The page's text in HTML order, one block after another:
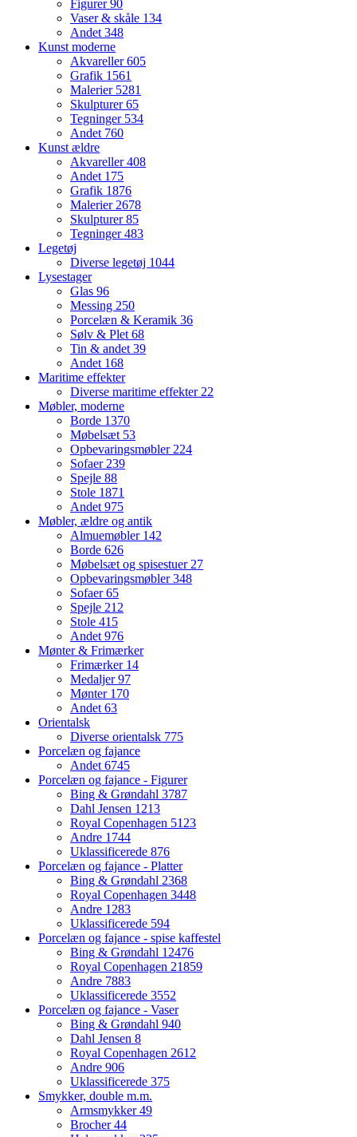
Figurer90
Vaser & skåle 134
Andet348
Kunst moderne
Akvareller605
Grafik 1561
Malerier 5281
Skulpturer65
Tegninger 534
Andet 760
Kunst ældre
Akvareller408
Andet 175
Grafik 1876
Malerier2678
Skulpturer85
Tegninger483
Legetøj
Diverse legetøj 1044
Lysestager
Glas 96
Messing 250
Porcelæn & Keramik 36
Sølv & Plet68
Tin & andet39
Andet 168
Maritime effekter
Diverse maritime effekter22
Møbler, moderne
Borde 1370
Møbelsæt 53
Opbevaringsmøbler224
Sofaer239
Spejle 88
Stole 1871
Andet975
Møbler, ældre og antik
Almuemøbler 142
Borde 626
Møbelsæt og spisestuer27
Opbevaringsmøbler348
Sofaer65
Spejle 212
Stole 415
Andet976
Mønter & Frimærker
Frimærker 14
Medaljer97
Mønter 170
Andet63
Orientalsk
Diverse orientalsk 775
Porcelæn og fajance
Andet6745
Porcelæn og fajance - Figurer
Bing & Grøndahl 3787
Dahl Jensen 1213
Royal Copenhagen 5123
Andre 1744
Uklassificerede 876
Porcelæn og fajance - Platter
Bing & Grøndahl 2368
Royal Copenhagen 3448
Andre 1283
Uklassificerede 594
Porcelæn og fajance - spise kaffestel
Bing & Grøndahl 12476
Royal Copenhagen 21859
Andre 7883
Uklassificerede 3552
Porcelæn og fajance - Vaser
Bing & Grøndahl 940
Dahl Jensen 8
Royal Copenhagen 2612
Andre 906
Uklassificerede 375
Smykker, double m.m.
Armsmykker49
Brocher44